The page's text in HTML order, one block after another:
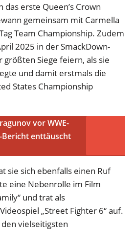
das erste Queen’s Crown
gemeinsam mit Carmella
Team Championship. Zudem
2025 in der SmackDown-
größten Siege feiern, als sie
und damit erstmals die
States Championship
vor WWE-
Bericht enttäuscht
sie sich ebenfalls einen Ruf
eine Nebenrolle im Film
und trat als
„Street Fighter 6“ auf.
vielseitigsten